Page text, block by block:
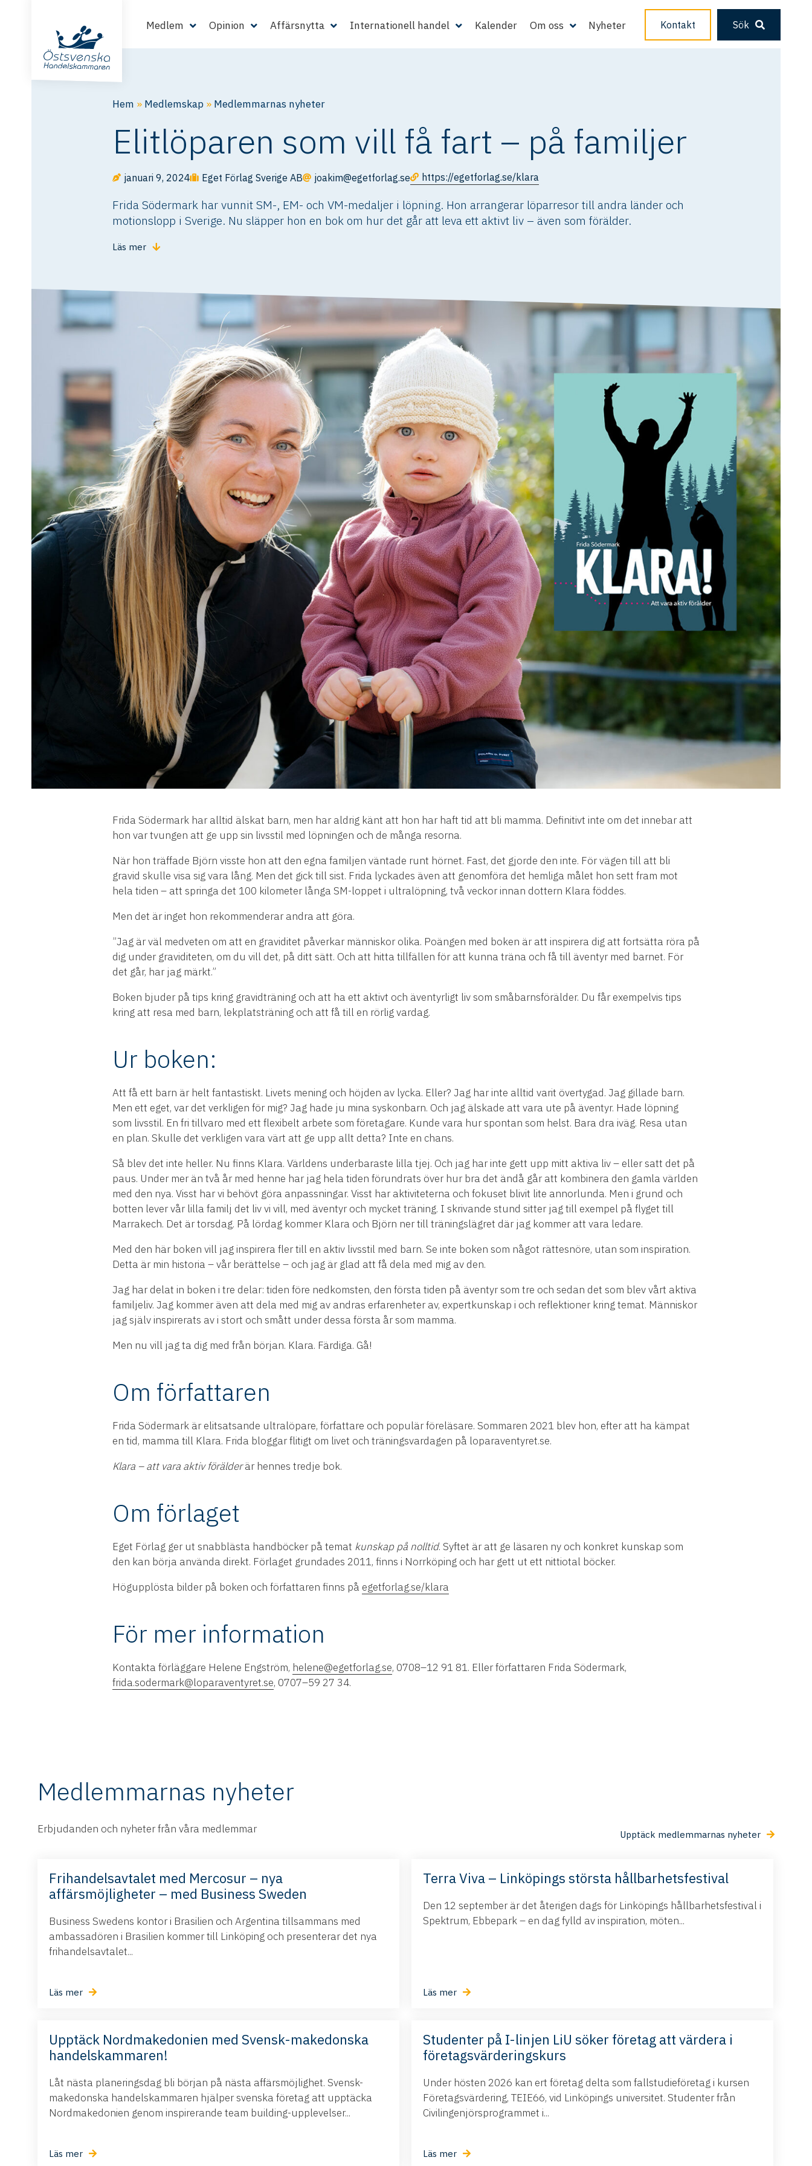
Medlem Opinion Affärsnytta Internationell handel Kalender Om oss Nyheter Kontakt Sök
Hem » Medlemskap » Medlemmarnas nyheter
Elitlöparen som vill få fart – på familjer
januari 9, 2024 Eget Förlag Sverige AB joakim@egetforlag.se https://egetforlag.se/klara
Frida Södermark har vunnit SM-, EM- och VM-medaljer i löpning. Hon arrangerar löparresor till andra länder och
motionslopp i Sverige. Nu släpper hon en bok om hur det går att leva ett aktivt liv – även som förälder.
Läs mer
Frida Södermark har alltid älskat barn, men har aldrig känt att hon har haft tid att bli mamma. Definitivt inte om det innebar att
hon var tvungen att ge upp sin livsstil med löpningen och de många resorna.
När hon träffade Björn visste hon att den egna familjen väntade runt hörnet. Fast, det gjorde den inte. För vägen till att bli
gravid skulle visa sig vara lång. Men det gick till sist. Frida lyckades även att genomföra det hemliga målet hon sett fram mot
hela tiden – att springa det 100 kilometer långa SM-loppet i ultralöpning, två veckor innan dottern Klara föddes.
Men det är inget hon rekommenderar andra att göra.
”Jag är väl medveten om att en graviditet påverkar människor olika. Poängen med boken är att inspirera dig att fortsätta röra på
dig under graviditeten, om du vill det, på ditt sätt. Och att hitta tillfällen för att kunna träna och få till äventyr med barnet. För
det går, har jag märkt.”
Boken bjuder på tips kring gravidträning och att ha ett aktivt och äventyrligt liv som småbarnsförälder. Du får exempelvis tips
kring att resa med barn, lekplatsträning och att få till en rörlig vardag.
Ur boken:
Att få ett barn är helt fantastiskt. Livets mening och höjden av lycka. Eller? Jag har inte alltid varit övertygad. Jag gillade barn.
Men ett eget, var det verkligen för mig? Jag hade ju mina syskonbarn. Och jag älskade att vara ute på äventyr. Hade löpning
som livsstil. En fri tillvaro med ett flexibelt arbete som företagare. Kunde vara hur spontan som helst. Bara dra iväg. Resa utan
en plan. Skulle det verkligen vara värt att ge upp allt detta? Inte en chans.
Så blev det inte heller. Nu finns Klara. Världens underbaraste lilla tjej. Och jag har inte gett upp mitt aktiva liv – eller satt det på
paus. Under mer än två år med henne har jag hela tiden förundrats över hur bra det ändå går att kombinera den gamla världen
med den nya. Visst har vi behövt göra anpassningar. Visst har aktiviteterna och fokuset blivit lite annorlunda. Men i grund och
botten lever vår lilla familj det liv vi vill, med äventyr och mycket träning. I skrivande stund sitter jag till exempel på flyget till
Marrakech. Det är torsdag. På lördag kommer Klara och Björn ner till träningslägret där jag kommer att vara ledare.
Med den här boken vill jag inspirera fler till en aktiv livsstil med barn. Se inte boken som något rättesnöre, utan som inspiration.
Detta är min historia – vår berättelse – och jag är glad att få dela med mig av den.
Jag har delat in boken i tre delar: tiden före nedkomsten, den första tiden på äventyr som tre och sedan det som blev vårt aktiva
familjeliv. Jag kommer även att dela med mig av andras erfarenheter av, expertkunskap i och reflektioner kring temat. Människor
jag själv inspirerats av i stort och smått under dessa första år som mamma.
Men nu vill jag ta dig med från början. Klara. Färdiga. Gå!
Om författaren
Frida Södermark är elitsatsande ultralöpare, författare och populär föreläsare. Sommaren 2021 blev hon, efter att ha kämpat
en tid, mamma till Klara. Frida bloggar flitigt om livet och träningsvardagen på loparaventyret.se.
Klara – att vara aktiv förälderär hennes tredje bok.
Om förlaget
Eget Förlag ger ut snabblästa handböcker på temat kunskap på nolltid. Syftet är att ge läsaren ny och konkret kunskap som
den kan börja använda direkt. Förlaget grundades 2011, finns i Norrköping och har gett ut ett nittiotal böcker.
Högupplösta bilder på boken och författaren finns på egetforlag.se/klara
För mer information
Kontakta förläggare Helene Engström, helene@egetforlag.se, 0708–12 91 81. Eller författaren Frida Södermark,
frida.sodermark@loparaventyret.se, 0707–59 27 34.
Medlemmarnas nyheter
Erbjudanden och nyheter från våra medlemmar Upptäck medlemmarnas nyheter
Frihandelsavtalet med Mercosur – nya
affärsmöjligheter – med Business Sweden
Business Swedens kontor i Brasilien och Argentina tillsammans med
ambassadören i Brasilien kommer till Linköping och presenterar det nya
frihandelsavtalet...
Läs mer
Terra Viva – Linköpings största hållbarhetsfestival
Den 12 september är det återigen dags för Linköpings hållbarhetsfestival i
Spektrum, Ebbepark – en dag fylld av inspiration, möten...
Läs mer
Upptäck Nordmakedonien med Svensk-makedonska
handelskammaren!
Låt nästa planeringsdag bli början på nästa affärsmöjlighet. Svensk-
makedonska handelskammaren hjälper svenska företag att upptäcka
Nordmakedonien genom inspirerande team building-upplevelser...
Läs mer
Studenter på I-linjen LiU söker företag att värdera i
företagsvärderingskurs
Under hösten 2026 kan ert företag delta som fallstudieföretag i kursen
Företagsvärdering, TEIE66, vid Linköpings universitet. Studenter från
Civilingenjörsprogrammet i...
Läs mer